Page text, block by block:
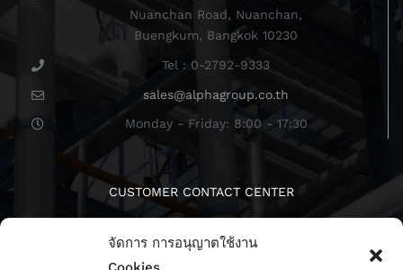
จัดการ การอนุญาตใช้งาน
Nuanchan Road, Nuanchan,
Buengkum, Bangkok 10230
Tel : 0-2792-9333
sales@alphagroup.co.th
Monday - Friday: 8:00 - 17:30
CUSTOMER CONTACT CENTER